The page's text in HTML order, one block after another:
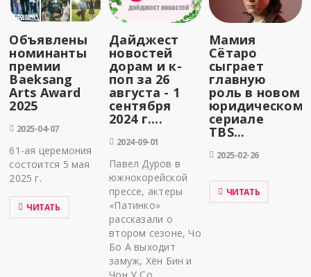
Объявлены
номинанты
премии
Baeksang
Arts Award
2025
2025-04-07
61-ая церемония
состоится 5 мая
2025 г.
ЧИТАТЬ
Дайджест
новостей
дорам и к-
поп за 26
августа - 1
сентября
2024 г....
2024-09-01
Павел Дуров в
южнокорейской
прессе, актеры
«Патинко»
рассказали о
втором сезоне, Чо
Бо А выходит
замуж, Хён Бин и
Чон У Со...
Мамия
Сётаро
сыграет
главную
роль в новом
юридическом
сериале
TBS...
2025-02-26
ЧИТАТЬ